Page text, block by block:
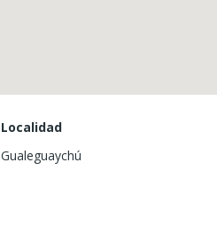
Localidad
Gualeguaychú